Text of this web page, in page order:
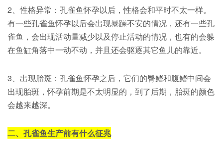
2、性格异常：孔雀鱼怀孕以后，性格会和平时不太一样。
有一些孔雀鱼怀孕以后会出现暴躁不安的情况，还有一些孔
雀鱼，会出现活动量减少以及停止活动的情况，也有的会躲
在鱼缸角落中一动不动，并且还会驱逐其它鱼儿的靠近。
3、出现胎斑：孔雀鱼怀孕之后，它们的臀鳍和腹鳍中间会
出现胎斑，怀孕前期是不太明显的，到了后期，胎斑的颜色
会越来越深。
二、孔雀鱼生产前有什么征兆